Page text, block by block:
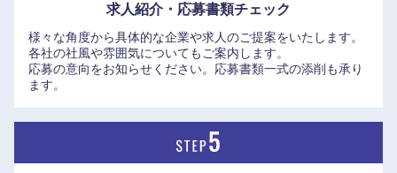
求人紹介・応募書類チェック
様々な角度から具体的な企業や求人のご提案をいたします。
各社の社風や雰囲気についてもご案内します。
応募の意向をお知らせください。応募書類一式の添削も承り
ます。